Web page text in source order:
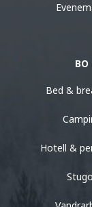
BO
Bed &
Hotell &